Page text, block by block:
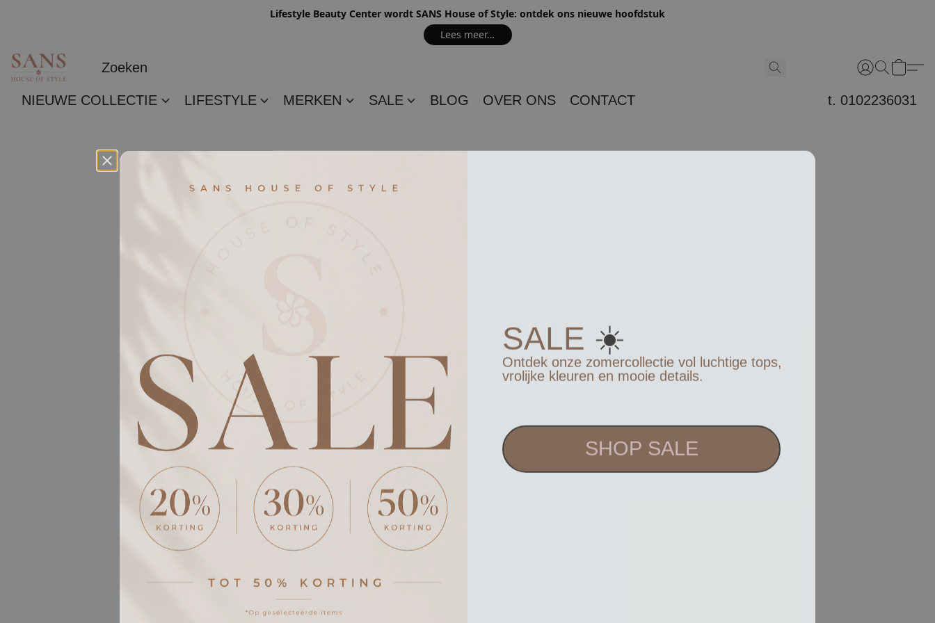
Lifestyle Beauty Center wordt SANS House of Style: ontdek ons nieuwe hoofdstuk
Lees meer…
NIEUWE COLLECTIE LIFESTYLE MERKEN SALE BLOG OVER ONS CONTACT t. 0102236031
SALE ☀️
Ontdek onze zomercollectie vol luchtige tops,
vrolijke kleuren en mooie details.
SHOP SALE